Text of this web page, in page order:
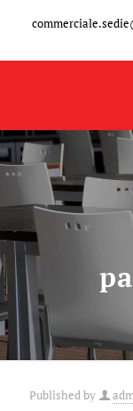
Published by